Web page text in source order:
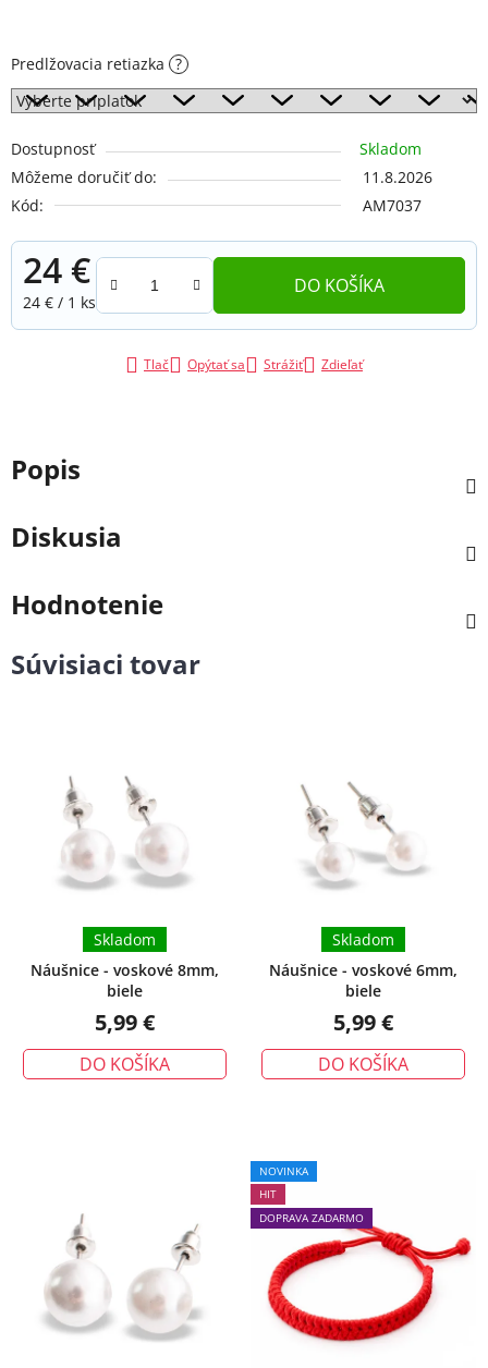
Predlžovacia retiazka ?
Dostupnosť
Skladom
Môžeme doručiť do:
11.8.2026
Kód:
AM7037
24 €
Jednotková cena:
24 € / 1 ks
DO KOŠÍKA
Tlač Opýtať sa Strážiť Zdieľať
Popis
Diskusia
Hodnotenie
Súvisiaci tovar
Náušnice - voskové 8mm,
biele
Skladom
5,99 €
DO KOŠÍKA
Náušnice - voskové 6mm,
biele
Skladom
5,99 €
DO KOŠÍKA
produktu
je
hviezdičiek.
NOVINKA
HIT
DOPRAVA ZADARMO